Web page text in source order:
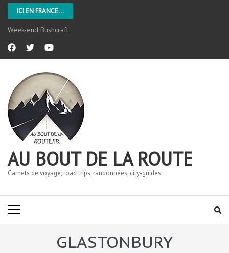
ICI EN FRANCE...
L’Aveyron
AU BOUT DE LA ROUTE
Carnets de voyage, road trips, randonnées, city-guides
GLASTONBURY